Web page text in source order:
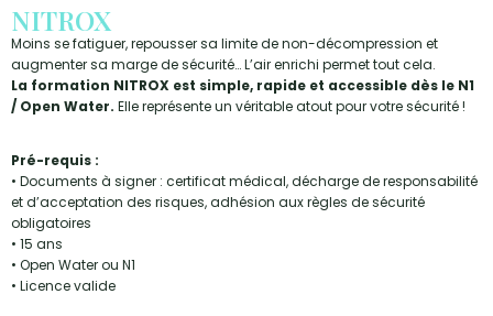
NITROX
Moins se fatiguer, repousser sa limite de non-décompression et
augmenter sa marge de sécurité… L’air enrichi permet tout cela.
La formation NITROX est simple, rapide et accessible dès le N1
/ Open Water. Elle représente un véritable atout pour votre sécurité !
Pré-requis :
• Documents à signer : certificat médical, décharge de responsabilité
et d’acceptation des risques, adhésion aux règles de sécurité
obligatoires
• 15 ans
• Open Water ou N1
• Licence valide